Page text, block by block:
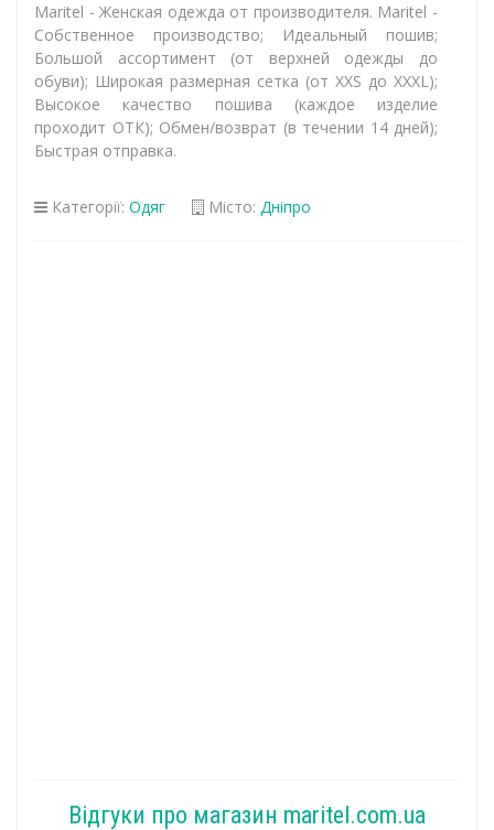
Maritel - Женская одежда от производителя. Maritel -
Собственное производство; Идеальный пошив;
Большой ассортимент (от верхней одежды до
обуви); Широкая размерная сетка (от XXS до XXXL);
Высокое качество пошива (каждое изделие
проходит ОТК); Обмен/возврат (в течении 14 дней);
Быстрая отправка.
Категорії: Одяг Місто: Дніпро
Відгуки про магазин maritel.com.ua